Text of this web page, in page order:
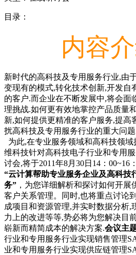
目录：
内容
新时代的高科技及专用服务行业,由
变现有的模式,转化技术创新,开发自
的客户.而企业在不断发展中,将会面
理挑战.如何更有效地掌控产品质量
新,如何提供更精准的客户服务,提高
扰高科技及专用服务行业的重大问
为此,在专业服务领域和高科技领
维科技针对高科技电子行业和专用
讨会,将于2011年8月30日14：00~16
“云计算帮助专业服务企业及高科技
务” ，为您详细解析和探讨如何开展
客户关系管理。同时,也将重点讨论
成项目和资源管理,并实时数据分析,
力上的改进等等,势必将为您解决目
崭新而精简成本的解决方案.会议主
行业和专用服务行业实现销售管理
业和专用服务行业实现供应链管理